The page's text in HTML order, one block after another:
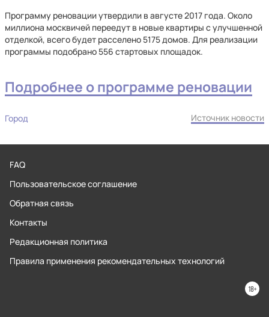
Программу реновации утвердили в августе 2017 года. Около
миллиона москвичей переедут в новые квартиры с улучшенной
отделкой, всего будет расселено 5175 домов. Для реализации
программы подобрано 556 стартовых площадок.
Подробнее о программе реновации
Город Источник новости
FAQ
Пользовательское соглашение
Обратная связь
Контакты
Редакционная политика
Правила применения рекомендательных технологий